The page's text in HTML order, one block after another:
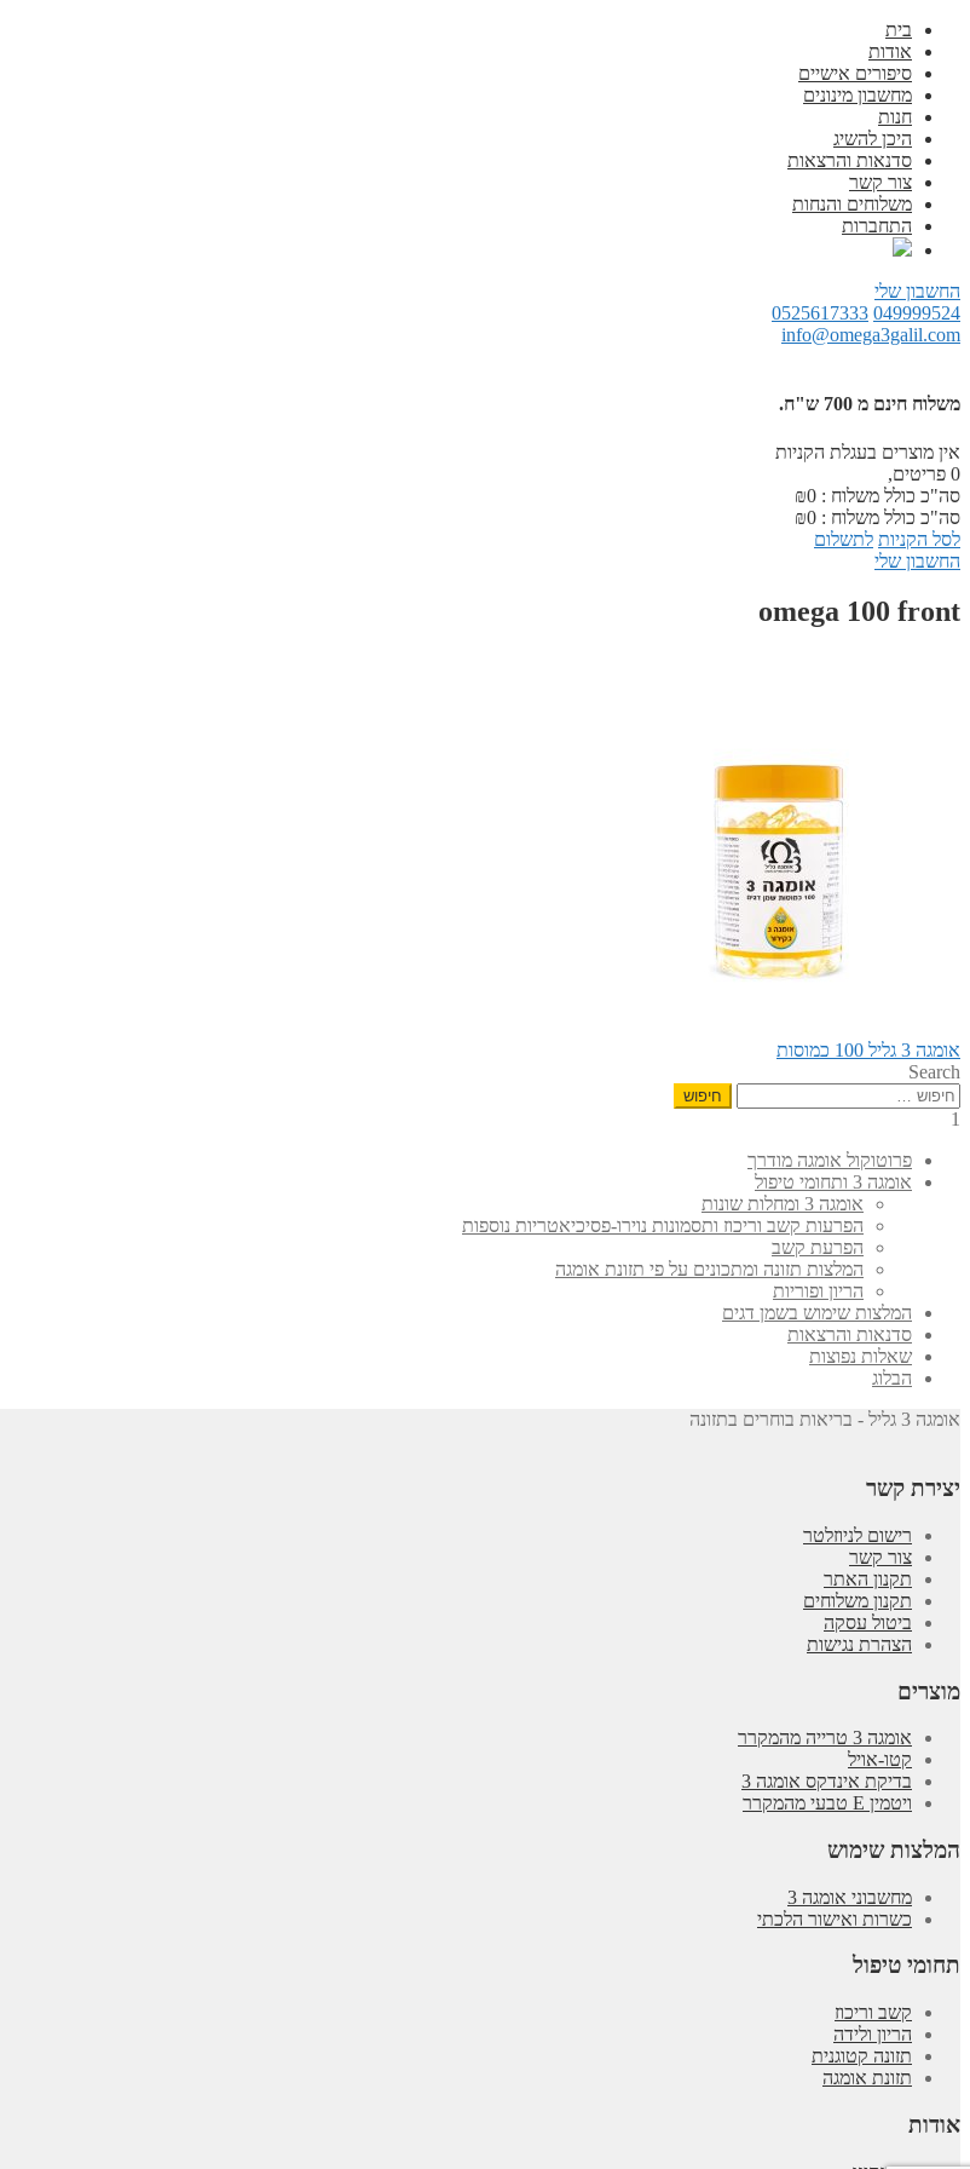
בית
אודות
סיפורים אישיים
מחשבון מינונים
חנות
היכן להשיג
סדנאות והרצאות
צור קשר
משלוחים והנחות
התחברות
החשבון שלי
049999524
0525617333
info@omega3galil.com
משלוח חינם מ 700 ש"ח.
אין מוצרים בעגלת הקניות
0 פריטים,
סה"כ כולל משלוח :
₪0
סה"כ כולל משלוח :
₪0
לסל הקניות לתשלום
החשבון שלי
omega 100 front
ניווט
הפוסט
הקודם:
אומגה 3 גליל 100 כמוסות
Search
חיפוש:
1
פרוטוקול אומגה מודרך
אומגה 3 ותחומי טיפול
אומגה 3 ומחלות שונות
הפרעות קשב וריכוז ותסמונות נוירו-פסיכיאטריות נוספות
הפרעת קשב
המלצות תזונה ומתכונים על פי תזונת אומגה
הריון ופוריות
המלצות שימוש בשמן דגים
סדנאות והרצאות
שאלות נפוצות
הבלוג
אומגה 3 גליל - בריאות בוחרים בתזונה
יצירת קשר
רישום לניוזלטר
צור קשר
תקנון האתר
תקנון משלוחים
ביטול עסקה
הצהרת נגישות
מוצרים
אומגה 3 טרייה מהמקרר
קטו-אויל
בדיקת אינדקס אומגה 3
ויטמין E טבעי מהמקרר
המלצות שימוש
מחשבוני אומגה 3
כשרות ואישור הלכתי
תחומי טיפול
קשב וריכוז
הריון ולידה
תזונה קטוגנית
תזונת אומגה
אודות